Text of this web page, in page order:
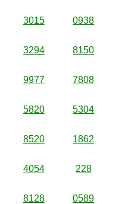
3015 0938
3294 8150
9977 7808
5820 5304
8520 1862
4054 228
8128 0589